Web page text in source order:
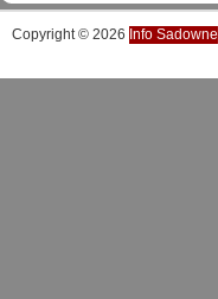
Copyright © 2026 Info Sadowne